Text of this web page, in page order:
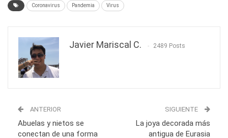
Coronavirus Pandemia Virus
Javier Mariscal C. 2489 Posts
ANTERIOR
Abuelas y nietos se
conectan de una forma
SIGUIENTE
La joya decorada más
antigua de Eurasia